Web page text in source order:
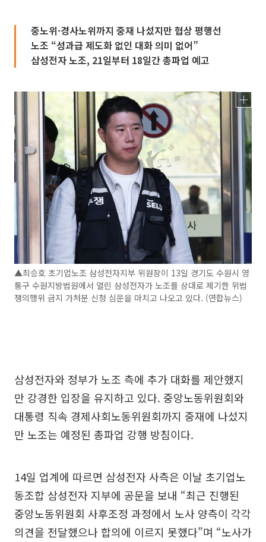
중노위·경사노위까지 중재 나섰지만 협상 평행선
노조 “성과급 제도화 없인 대화 의미 없어”
삼성전자 노조, 21일부터 18일간 총파업 예고
▲최승호 초기업노조 삼성전자지부 위원장이 13일 경기도 수원시 영
통구 수원지방법원에서 열린 삼성전자가 노조를 상대로 제기한 위법
쟁의행위 금지 가처분 신청 심문을 마치고 나오고 있다. (연합뉴스)
삼성전자와 정부가 노조 측에 추가 대화를 제안했지
만 강경한 입장을 유지하고 있다. 중앙노동위원회와
대통령 직속 경제사회노동위원회까지 중재에 나섰지
만 노조는 예정된 총파업 강행 방침이다.
14일 업계에 따르면 삼성전자 사측은 이날 초기업노
동조합 삼성전자 지부에 공문을 보내 “최근 진행된
중앙노동위원회 사후조정 과정에서 노사 양측이 각각
의견을 전달했으나 합의에 이르지 못했다”며 “노사가